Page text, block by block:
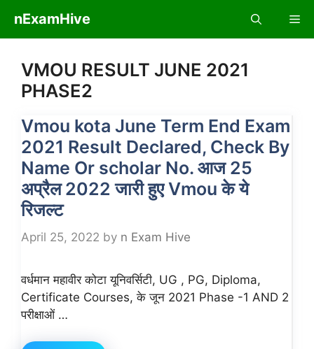
content
nExamHive
VMOU RESULT JUNE 2021
PHASE2
Vmou kota June Term End Exam
2021 Result Declared, Check By
Name Or scholar No. आज 25
अप्रैल 2022 जारी हुए Vmou के ये
रिजल्ट
April 25, 2022 by n Exam Hive
वर्धमान महावीर कोटा यूनिवर्सिटी, UG , PG, Diploma,
Certificate Courses, के जून 2021 Phase -1 AND 2
परीक्षाओं …